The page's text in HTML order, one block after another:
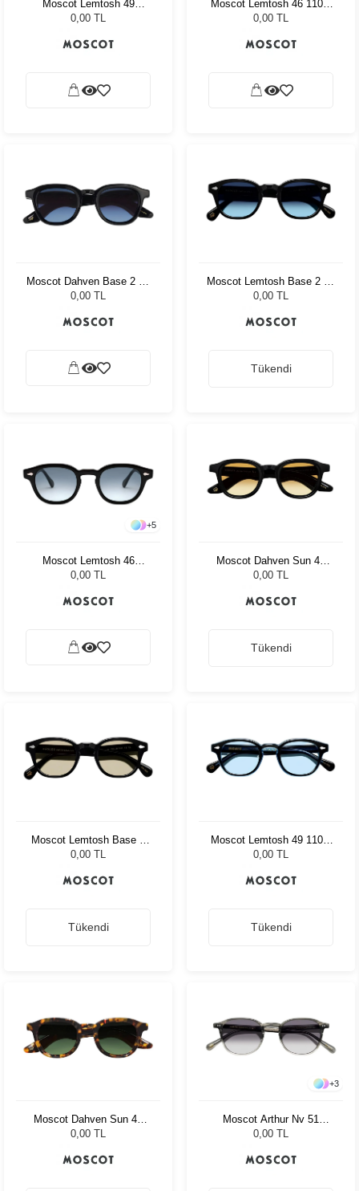
Moscot Lemtosh 49
Tortoise American Grey
0,00 TL
Moscot Lemtosh 46 110 Ii
Blue Celebrity Blue
0,00 TL
Moscot Dahven Base 2 47
Black Denim Blue
0,00 TL
Moscot Lemtosh Base 2 46
Black Denim Blue
0,00 TL
Tükendi
+5
Moscot Lemtosh 46
Tortoise American Grey
0,00 TL
Moscot Dahven Sun 47
Black Chestnut Fade
0,00 TL
Tükendi
Moscot Lemtosh Base 2
Black 46 Amber
0,00 TL
Tükendi
Moscot Lemtosh 49 110 Ii
Blue Bel Air Blue
0,00 TL
Tükendi
Moscot Dahven Sun 47
Tortoise Forest Wood
0,00 TL
+3
Moscot Arthur Nv 51
Charcoal Amr.Grey Fade
0,00 TL